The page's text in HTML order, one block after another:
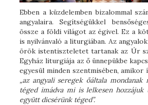
Ebben a küzdelemben bizalommal
angyalaira. Segítségükkel
össze a földi világot az égivel. Ez a
is nyilvánvaló a liturgiában. Az
örök istentiszteletet tartanak az Úr
Egyház liturgiája az ő ünnepükbe
egyesül minden szentmisében, amikor
„az angyali seregek őáltala mondanak
téged imádva mi is lelkesen hozzájuk
együtt dicsérünk téged”.